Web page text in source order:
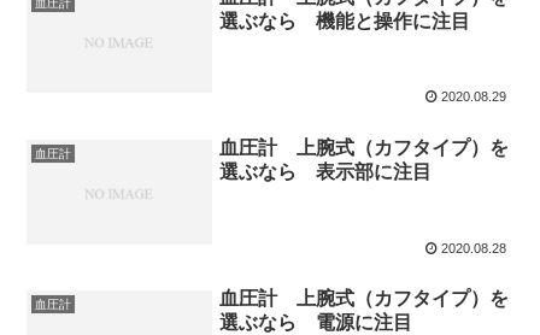
血圧計
選ぶなら 機能と操作に注目
2020.08.29
血圧計
血圧計 上腕式（カフタイプ）を
選ぶなら 表示部に注目
2020.08.28
血圧計
血圧計 上腕式（カフタイプ）を
選ぶなら 電源に注目